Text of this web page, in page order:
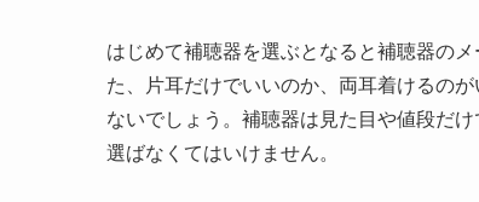
はじめて補聴器を選ぶとなると補聴器の
た、片耳だけでいいのか、両耳着けるの
ないでしょう。補聴器は見た目や値段だ
選ばなくてはいけません。